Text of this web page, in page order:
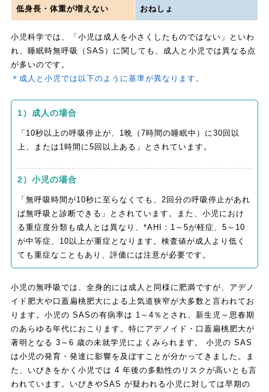
低身長・体重が増えない おねしょ
小児科学では、「小児は成人を小さくしたものではない」といわ
れ、睡眠時無呼吸（SAS）に関しても、成人と小児では異なる点
が多いのです。
＊成人と小児では以下のように基準が異なります。
1）成人の場合
「10秒以上の呼吸停止が、1晩（7時間の睡眠中）に30回以
上、または1時間に5回以上ある」とされています。
2）小児の場合
「無呼吸時間が10秒に至らなくても、2回分の呼吸停止があれ
ば無呼吸と診断できる」とされています。また、小児におけ
る重症度分類も成人とは異なり、*AHI：1～5が軽症、5～10
が中等症、10以上が重症となります。検査値が成人より低く
ても重症なこともあり、評価には注意が必要です。
小児の無呼吸では、全身的には成人と同様に肥満ですが、アデノ
イド肥大や口蓋扁桃肥大による上気道狭窄が大多数と言われてお
ります。小児の SASの有病率は 1～4％とされ、新生児～思春期
のあらゆる年代におこります。特にアデノイド・口蓋扁桃肥大が
著明となる 3～6 歳の未就学児によくみられます。 小児の SAS
は小児の発育・発達に影響を及ぼすことが分かってきました。ま
た、いびきをかく小児では 4 年後の多動性のリスクが高いとも言
われています。いびきやSAS が疑われる小児に対しては早期の